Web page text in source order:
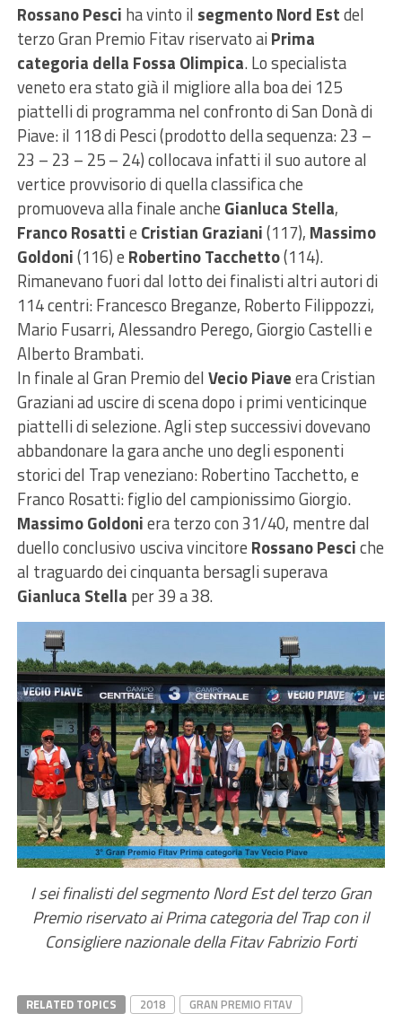
Rossano Pesci ha vinto il segmento Nord Estdel
terzo Gran Premio Fitav riservato aiPrima
categoria della Fossa Olimpica. Lo specialista
veneto era stato già il migliore alla boa dei 125
piattelli di programma nel confronto di San Donà di
Piave: il 118 di Pesci (prodotto della sequenza: 23 –
23 – 23 – 25 – 24) collocava infatti il suo autore al
vertice provvisorio di quella classifica che
promuoveva alla finale anche Gianluca Stella,
Franco Rosattie Cristian Graziani(117), Massimo
Goldoni(116) e Robertino Tacchetto(114).
Rimanevano fuori dal lotto dei finalisti altri autori di
114 centri: Francesco Breganze, Roberto Filippozzi,
Mario Fusarri, Alessandro Perego, Giorgio Castelli e
Alberto Brambati.
In finale al Gran Premio delVecio Piaveera Cristian
Graziani ad uscire di scena dopo i primi venticinque
piattelli di selezione. Agli step successivi dovevano
abbandonare la gara anche uno degli esponenti
storici del Trap veneziano: Robertino Tacchetto, e
Franco Rosatti: figlio del campionissimo Giorgio.
Massimo Goldoniera terzo con 31/40, mentre dal
duello conclusivo usciva vincitore Rossano Pesciche
al traguardo dei cinquanta bersagli superava
Gianluca Stella per 39 a 38.
I sei finalisti del segmento Nord Est del terzo Gran
Premio riservato ai Prima categoria del Trap con il
Consigliere nazionale della Fitav Fabrizio Forti
RELATED TOPICS 2018
GRAN PREMIO FITAV